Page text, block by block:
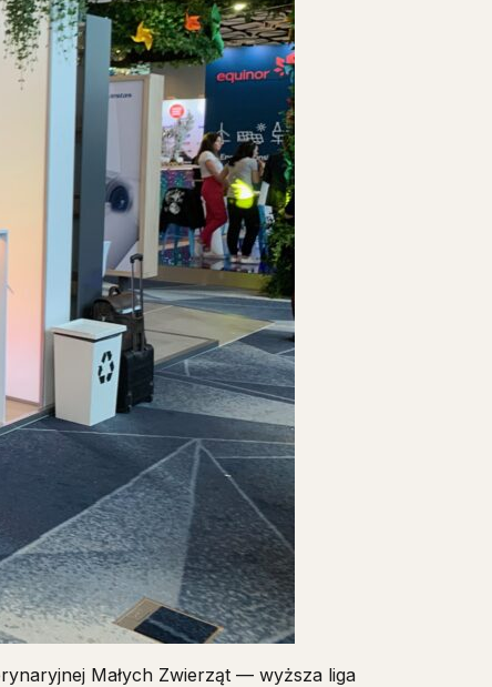
Małych Zwierząt — wyższa liga